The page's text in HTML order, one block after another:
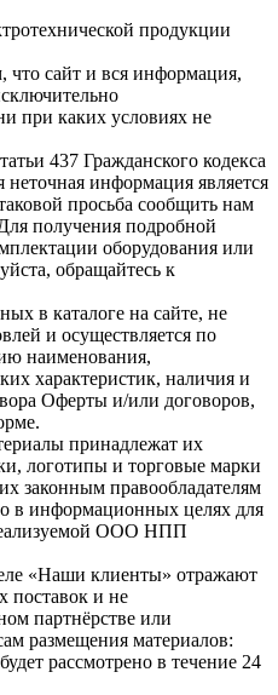
продукции
что сайт и вся информация,
при каких условиях не
437 Гражданского кодекса
информация является
просьба сообщить нам
получения подробной
оборудования или
обращайтесь к
в каталоге на сайте, не
и осуществляется по
наименования,
характеристик, наличия и
Оферты и/или договоров,
принадлежат их
логотипы и торговые марки
законным правообладателям
в информационных целях для
ООО НПП
«Наши клиенты» отражают
поставок и не
партнёрстве или
размещения материалов:
рассмотрено в течение 24